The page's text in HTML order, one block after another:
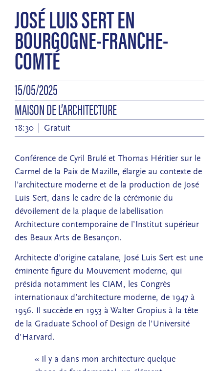
JOSÉ LUIS SERT EN
BOURGOGNE-FRANCHE-
COMTÉ
15/05/2025
MAISON DE L’ARCHITECTURE
18:30 Gratuit
Conférence de Cyril Brulé et Thomas Héritier sur le
Carmel de la Paix de Mazille, élargie au contexte de
l’architecture moderne et de la production de José
Luis Sert, dans le cadre de la cérémonie du
dévoilement de la plaque de labellisation
Architecture contemporaine de l’Institut supérieur
des Beaux Arts de Besançon.
Architecte d’origine catalane, José Luis Sert est une
éminente figure du Mouvement moderne, qui
présida notamment les CIAM, les Congrès
internationaux d’architecture moderne, de 1947 à
1956. Il succède en 1953 à Walter Gropius à la tête
de la Graduate School of Design de l’Université
d’Harvard.
« Il y a dans mon architecture quelque